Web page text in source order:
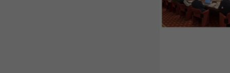
ESCOLES
I
INFARMA